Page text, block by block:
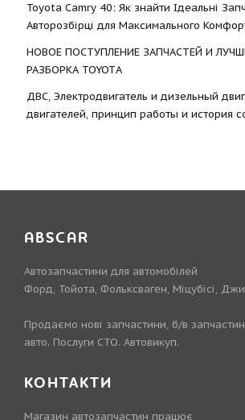
Toyota Camry 40: Як знайти Ідеальні
Авторозбірці для Максимального
НОВОЕ ПОСТУПЛЕНИЕ ЗАПЧАСТЕЙ И
РАЗБОРКА TOYOTА
ДВС, Электродвигатель и дизельный
двигателей, принцип работы и история
ABSCAR
Автозапчастини для автомобілей
Форд, Тойота, Фольксваген, Міцубісі,
Продаємо нові запчастини, б/в
авто. Послуги СТО. Автовикуп.
КОНТАКТИ
Магазин автозапчастин працює